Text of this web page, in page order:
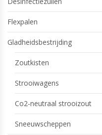
Flexpalen
Gladheidsbestrijding
Zoutkisten
Strooiwagens
Co2-neutraal strooizout
Sneeuwscheppen